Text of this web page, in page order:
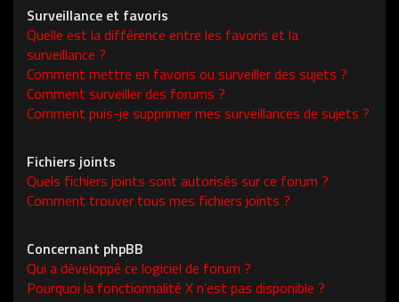
Surveillance et favoris
Quelle est la différence entre les favoris et la
surveillance ?
Comment mettre en favoris ou surveiller des sujets ?
Comment surveiller des forums ?
Comment puis-je supprimer mes surveillances de sujets ?
Fichiers joints
Quels fichiers joints sont autorisés sur ce forum ?
Comment trouver tous mes fichiers joints ?
Concernant phpBB
Qui a développé ce logiciel de forum ?
Pourquoi la fonctionnalité X n’est pas disponible ?